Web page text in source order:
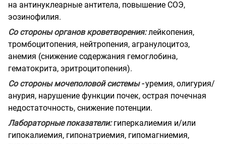
на антинуклеарные антитела, повышение СОЭ,
эозинофилия.
Со стороны органов кроветворения:лейкопения,
тромбоцитопения, нейтропения, агранулоцитоз,
анемия (снижение содержания гемоглобина,
гематокрита, эритроцитопения).
Со стороны мочеполовой системы -уремия, олигурия/
анурия, нарушение функции почек, острая почечная
недостаточность, снижение потенции.
Лабораторные показатели:гиперкалиемия и/или
гипокалиемия, гипонатриемия, гипомагниемия,